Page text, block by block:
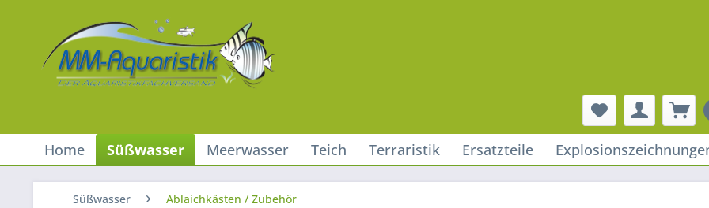
Home Süßwasser Meerwasser Teich Terraristik Ersatzteile
Süßwasser Ablaichkästen / Zubehör